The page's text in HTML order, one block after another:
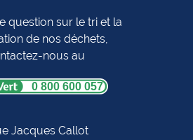
question sur le tri et la
de nos déchets,
nous au
0 800 600 057
Jacques Callot